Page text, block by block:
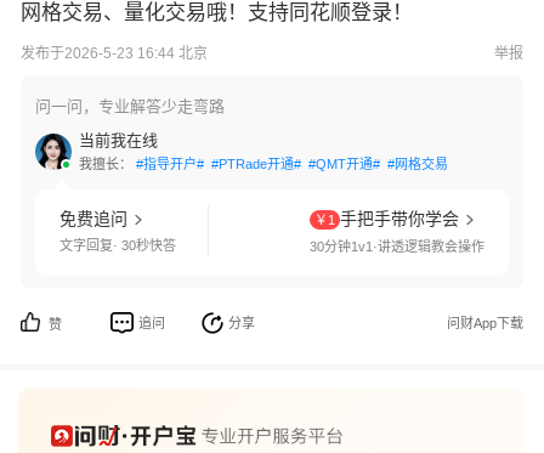
网格交易、量化交易哦！支持同花顺登录！
发布于2026-5-23 16:44 北京 举报
问一问，专业解答少走弯路
当前我在线
我擅长： #指导开户# #PTRade开通# #QMT开通# #网格交易#
免费追问
文字回复· 30秒快答
￥1 手把手带你学会
30分钟1v1·讲透逻辑教会操作
赞 追问 分享 问财App下载